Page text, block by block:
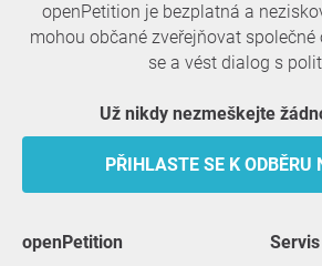
openPetition je bezplatná a
mohou občané zveřejňovat
se a vést dialog s
Už nikdy nezmeškejte
PŘIHLASTE SE K ODBĚRU
openPetition servis